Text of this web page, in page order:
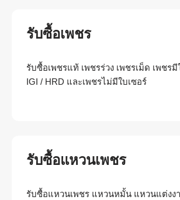
รับซื้อเพชร
รับซื้อเพชรแท้ เพชรร่วง เพชรเม็ด เพชรมี
IGI / HRD และเพชรไม่มีใบเซอร์
รับซื้อแหวนเพชร
รับซื้อแหวนเพชร แหวนหมั้น แหวนแต่งง